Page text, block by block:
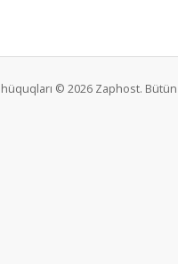
© 2026 Zaphost.